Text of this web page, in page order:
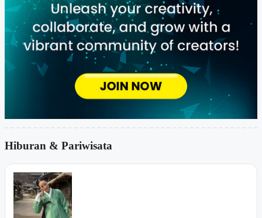
Hiburan & Pariwisata